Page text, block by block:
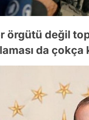
örgütü değil
da